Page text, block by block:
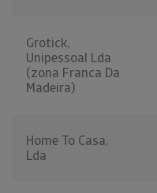
Grotick,
Unipessoal Lda
(zona Franca Da
Madeira)
Home To Casa,
Lda